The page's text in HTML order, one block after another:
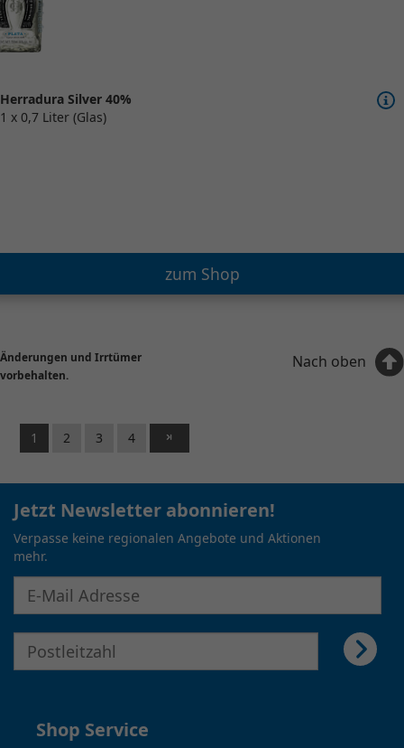
Herradura Silver 40%
1 x 0,7 Liter (Glas)
zum Shop
Änderungen und Irrtümer
vorbehalten.
Nach oben
1 2 3 4
Jetzt Newsletter abonnieren!
Verpasse keine regionalen Angebote und Aktionen
mehr.
Shop Service